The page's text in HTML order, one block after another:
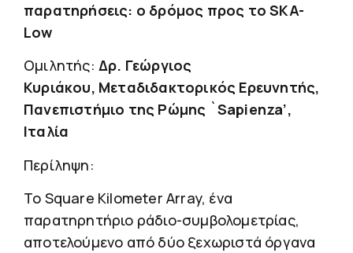
παρατηρήσεις: ο δρόμος προς το SKA-
Low
Ομιλητής: Δρ. Γεώργιος
Κυριάκου, Μεταδιδακτορικός Ερευνητής,
Πανεπιστήμιο της Ρώμης `Sapienza’,
Ιταλία
Περίληψη:
Το Square Kilometer Array, ένα
παρατηρητήριο ράδιο-συμβολομετρίας,
αποτελούμενο από δύο ξεχωριστά όργανα